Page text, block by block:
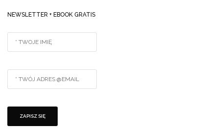
NEWSLETTER + EBOOK GRATIS